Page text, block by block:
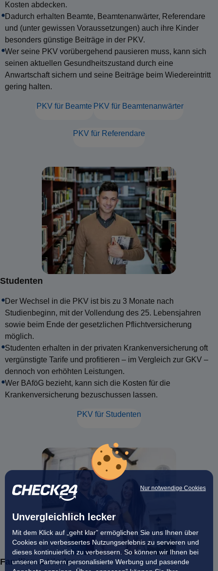
Nur notwendige Cookies
Unvergleichlich lecker
Mit dem Klick auf „geht klar” ermöglichen Sie uns Ihnen über
Cookies ein verbessertes Nutzungserlebnis zu servieren und
dieses kontinuierlich zu verbessern. So können wir Ihnen bei
unseren Partnern personalisierte Werbung und passende
Kosten abdecken.
Dadurch erhalten Beamte, Beamtenanwärter, Referendare
und (unter gewissen Voraussetzungen) auch ihre Kinder
besonders günstige Beiträge in der PKV.
Wer seine PKV vorübergehend pausieren muss, kann sich
seinen aktuellen Gesundheitszustand durch eine
Anwartschaft sichern und seine Beiträge beim Wiedereintritt
gering halten.
PKV für Beamte PKV für Beamtenanwärter
PKV für Referendare
Studenten
Der Wechsel in die PKV ist bis zu 3 Monate nach
Studienbeginn, mit der Vollendung des 25. Lebensjahren
sowie beim Ende der gesetzlichen Pflichtversicherung
möglich.
Studenten erhalten in der privaten Krankenversicherung oft
vergünstigte Tarife und profitieren – im Vergleich zur GKV –
dennoch von erhöhten Leistungen.
Wer BAföG bezieht, kann sich die Kosten für die
Krankenversicherung bezuschussen lassen.
PKV für Studenten
Familien & Kinder